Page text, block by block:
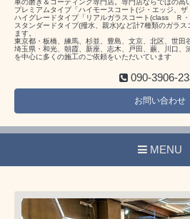
車の磨き＆コーティング専門店。専門店ならではの高
プレミアムタイプ「ハイモースコート(ジ・エッジ、ザ
ハイグレードタイプ「リアルガラスコート(class Ｒ・
スタンダードタイプ(撥水、親水)など計7種類のガラ
ます。
東京都・板橋、練馬、杉並、豊島、文京、北区、世田
埼玉県・和光、朝霞、新座、志木、戸田、蕨、川口、
を中心に多くの施工のご依頼をいただいています
090-3906-
お問い合わせ
MENU